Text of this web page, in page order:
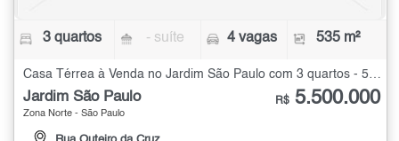
3 quartos - suíte 4 vagas 535 m²
Casa Térrea à Venda no Jardim São Paulo com 3 quartos - 535 m²
Jardim São Paulo
Zona Norte - São Paulo
R$ 5.500.000